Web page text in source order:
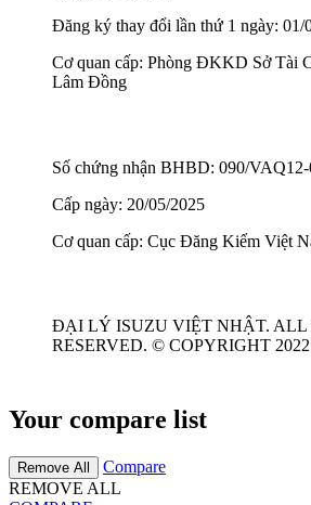
Đăng ký thay đổi lần thứ 1 ngày: 01/
Cơ quan cấp: Phòng ĐKKD Sở Tài
Lâm Đồng
Số chứng nhận BHBD: 090/
Cấp ngày: 20/05/2025
Cơ quan cấp: Cục Đăng Kiểm Việt
ĐẠI LÝ ISUZU VIỆT NHẬT. ALL
RESERVED. © COPYRIGHT 2022
Your compare list
Remove All
Compare
REMOVE ALL